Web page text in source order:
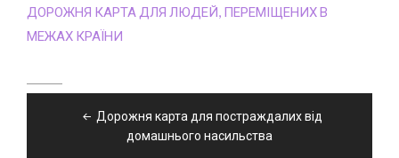
ДОРОЖНЯ КАРТА ДЛЯ ЛЮДЕЙ, ПЕРЕМІЩЕНИХ В
МЕЖАХ КРАЇНИ
записівДорожня карта для постраждалих від
домашнього насильства